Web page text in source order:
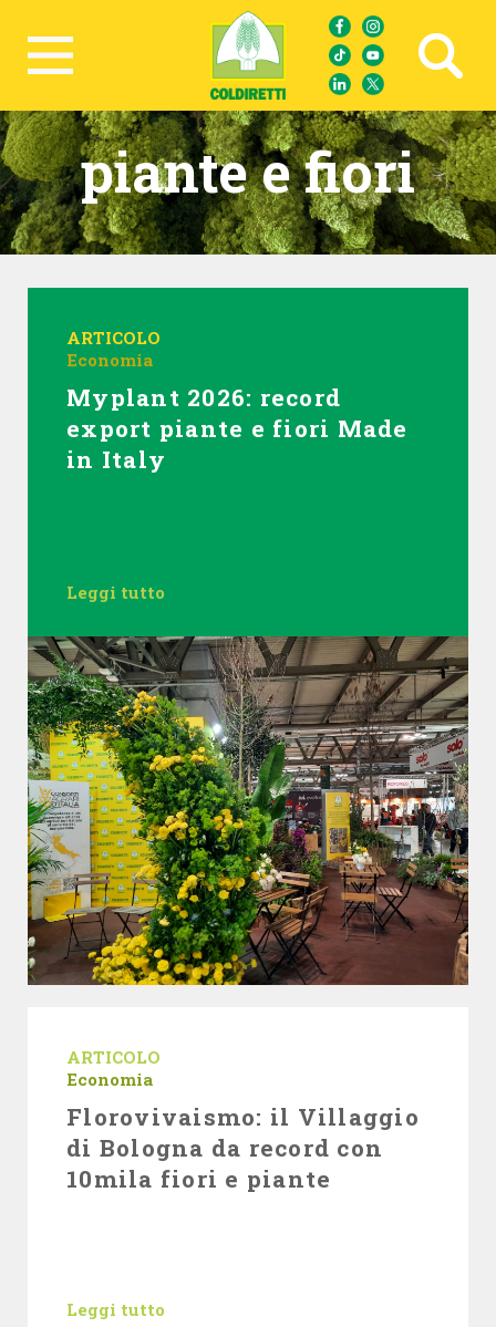
Ricerca avanzata
piante e fiori
ARTICOLO
Economia
Myplant 2026: record
export piante e fiori Made
in Italy
Leggi tutto
ARTICOLO
Economia
Florovivaismo: il Villaggio
di Bologna da record con
10mila fiori e piante
Leggi tutto